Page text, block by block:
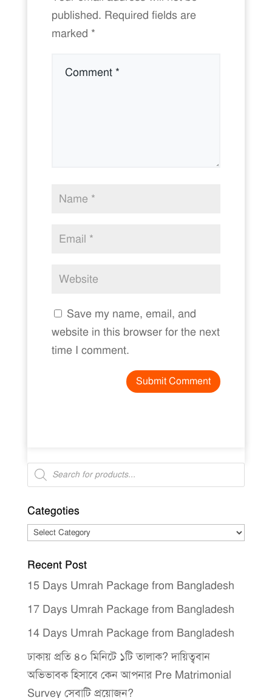
published. Required fields are
marked *
Save my name, email, and
website in this browser for the next
time I comment.
Products
search
Categoties
Categoties
Recent Post
15 Days Umrah Package from Bangladesh
17 Days Umrah Package from Bangladesh
14 Days Umrah Package from Bangladesh
ঢাকায় প্রতি ৪০ মিনিটে ১টি তালাক? দায়িত্ববান
অভিভাবক হিসাবে কেন আপনার Pre Matrimonial
Survey সেবাটি প্রয়োজন?